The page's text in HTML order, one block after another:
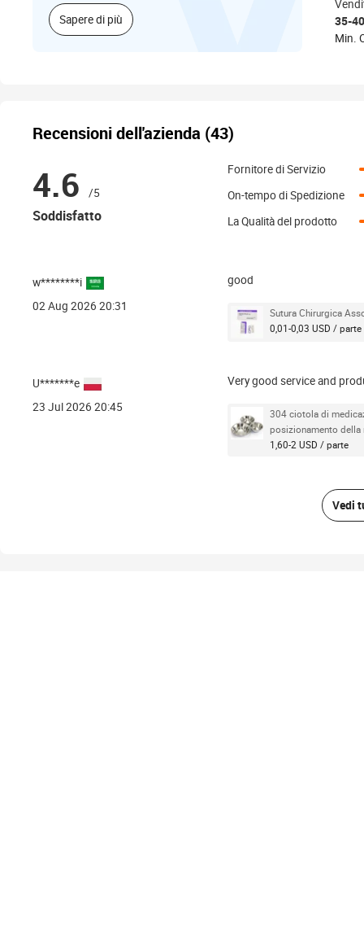
Sapere di più 35-
Min.
Recensioni dell'azienda (43)
4.6 /5
Soddisfatto
Fornitore di Servizio
On-tempo di Spedizione
La Qualità del prodotto
w********i
02 Aug 2026 20:31
good
Sutura Chirurgica
0,01-0,03 USD / parte
U*******e
23 Jul 2026 20:45
Very good service and
304 ciotola di
posizionamento della
1,60-2 USD / parte
Vedi